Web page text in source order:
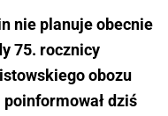
nie planuje obecnie
75. rocznicy
obozu
dziś